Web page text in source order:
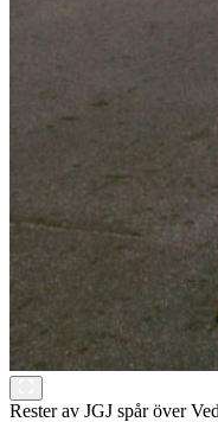
Rester av JGJ spår över